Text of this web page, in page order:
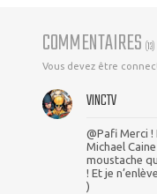
COMMENTAIRES (13)
Vous devez être
VINCTV
@Pafi Merci
Michael
moustache
! Et je
)